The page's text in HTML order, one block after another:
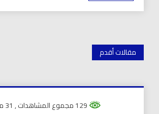
تصفّح
المقالات
مقالات أقدم
, 31 مشاهدات اليوم